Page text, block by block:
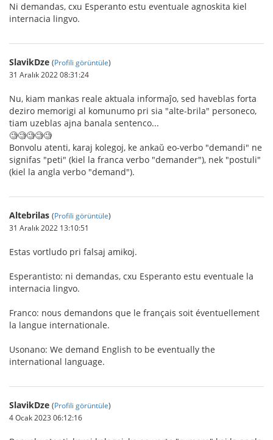
Ni demandas, cxu Esperanto estu eventuale agnoskita kiel
internacia lingvo.
SlavikDze (Profili görüntüle)
31 Aralık 2022 08:31:24
Nu, kiam mankas reale aktuala informaĵo, sed haveblas forta
deziro memorigi al komunumo pri sia "alte-brila" personeco,
tiam uzeblas ajna banala sentenco...
🧐🧐🧐🧐🧐
Bonvolu atenti, karaj kolegoj, ke ankaŭ eo-verbo "demandi" ne
signifas "peti" (kiel la franca verbo "demander"), nek "postuli"
(kiel la angla verbo "demand").
Altebrilas (Profili görüntüle)
31 Aralık 2022 13:10:51
Estas vortludo pri falsaj amikoj.
Esperantisto: ni demandas, cxu Esperanto estu eventuale la
internacia lingvo.
Franco: nous demandons que le français soit éventuellement
la langue internationale.
Usonano: We demand English to be eventually the
international language.
SlavikDze (Profili görüntüle)
4 Ocak 2023 06:12:16